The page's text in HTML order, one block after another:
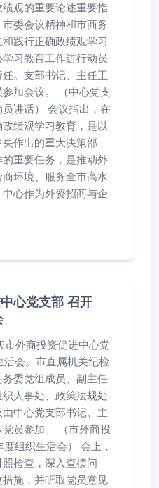
观的重要论述重要指
委会议精神和市商务
践行正确政绩观学习
习教育工作进行动员
。支部书记、主任王
加会议。 （中心党支
讲话） 会议指出，在
绩观学习教育，是以
作出的重大决策部
重要任务，是推动外
环境、服务全市高水
心作为外资招商与企
心党支部 召开
市外商投资促进中心党
会。市直属机关纪检
委党组成员、副主任
人事处、政策法规处
中心党支部书记、主
员参加。 （市外商投
组织生活会） 会上，
检查，深入查摆问
施，并听取党员意见